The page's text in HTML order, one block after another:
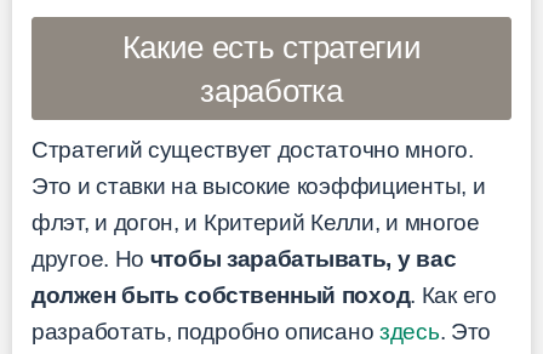
Какие есть стратегии
заработка
Стратегий существует достаточно много.
Это и ставки на высокие коэффициенты, и
флэт, и догон, и Критерий Келли, и многое
другое. Но чтобы зарабатывать, у вас
должен быть собственный поход. Как его
разработать, подробно описано здесь. Это